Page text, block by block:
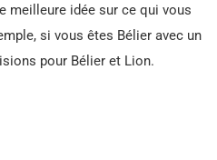
meilleure idée sur ce qui vous
si vous êtes Bélier avec un
pour Bélier et Lion.